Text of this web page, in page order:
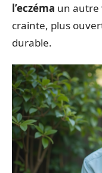
l’eczéma un autre
crainte, plus
durable.